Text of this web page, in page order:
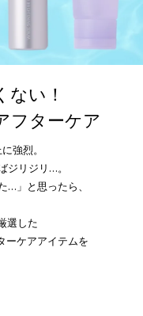
ない！
フターケア
強烈。
ジリジリ…。
…」と思ったら、
選した
ーケアアイテムを